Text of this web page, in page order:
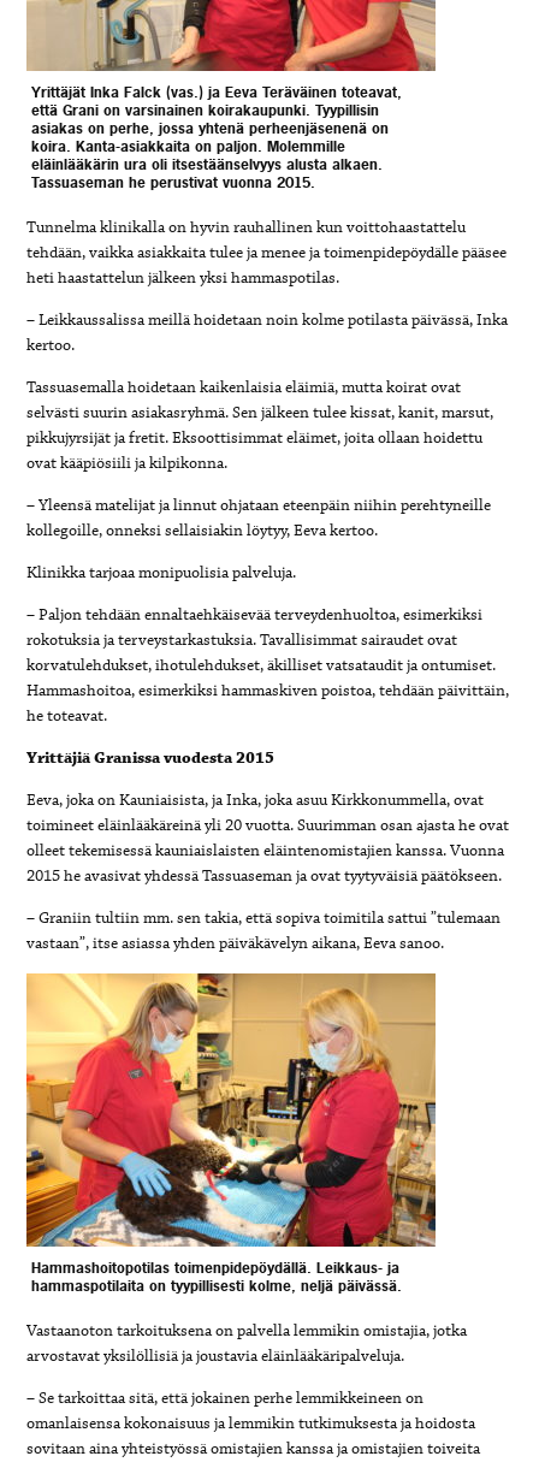
Yrittäjät Inka Falck (vas.) ja Eeva Teräväinen toteavat,
että Grani on varsinainen koirakaupunki. Tyypillisin
asiakas on perhe, jossa yhtenä perheenjäsenenä on
koira. Kanta-asiakkaita on paljon. Molemmille
eläinlääkärin ura oli itsestäänselvyys alusta alkaen.
Tassuaseman he perustivat vuonna 2015.
Tunnelma klinikalla on hyvin rauhallinen kun voittohaastattelu
tehdään, vaikka asiakkaita tulee ja menee ja toimenpidepöydälle pääsee
heti haastattelun jälkeen yksi hammaspotilas.
– Leikkaussalissa meillä hoidetaan noin kolme potilasta päivässä, Inka
kertoo.
Tassuasemalla hoidetaan kaikenlaisia eläimiä, mutta koirat ovat
selvästi suurin asiakasryhmä. Sen jälkeen tulee kissat, kanit, marsut,
pikkujyrsijät ja fretit. Eksoottisimmat eläimet, joita ollaan hoidettu
ovat kääpiösiili ja kilpikonna.
– Yleensä matelijat ja linnut ohjataan eteenpäin niihin perehtyneille
kollegoille, onneksi sellaisiakin löytyy, Eeva kertoo.
Klinikka tarjoaa monipuolisia palveluja.
– Paljon tehdään ennaltaehkäisevää terveydenhuoltoa, esimerkiksi
rokotuksia ja terveystarkastuksia. Tavallisimmat sairaudet ovat
korvatulehdukset, ihotulehdukset, äkilliset vatsataudit ja ontumiset.
Hammashoitoa, esimerkiksi hammaskiven poistoa, tehdään päivittäin,
he toteavat.
Yrittäjiä Granissa vuodesta 2015
Eeva, joka on Kauniaisista, ja Inka, joka asuu Kirkkonummella, ovat
toimineet eläinlääkäreinä yli 20 vuotta. Suurimman osan ajasta he ovat
olleet tekemisessä kauniaislaisten eläintenomistajien kanssa. Vuonna
2015 he avasivat yhdessä Tassuaseman ja ovat tyytyväisiä päätökseen.
– Graniin tultiin mm. sen takia, että sopiva toimitila sattui ”tulemaan
vastaan”, itse asiassa yhden päiväkävelyn aikana, Eeva sanoo.
Hammashoitopotilas toimenpidepöydällä. Leikkaus- ja
hammaspotilaita on tyypillisesti kolme, neljä päivässä.
Vastaanoton tarkoituksena on palvella lemmikin omistajia, jotka
arvostavat yksilöllisiä ja joustavia eläinlääkäripalveluja.
– Se tarkoittaa sitä, että jokainen perhe lemmikkeineen on
omanlaisensa kokonaisuus ja lemmikin tutkimuksesta ja hoidosta
sovitaan aina yhteistyössä omistajien kanssa ja omistajien toiveita